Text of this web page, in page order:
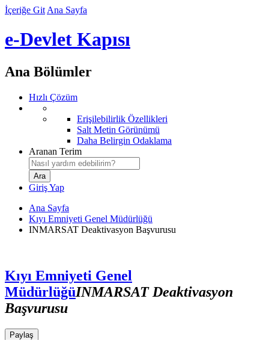
İçeriğe Git Ana Sayfa
e-Devlet Kapısı
Ana Bölümler
Hızlı Çözüm
Erişilebilirlik Özellikleri
Salt Metin Görünümü
Daha Belirgin Odaklama
Aranan Terim
Giriş Yap
Ana Sayfa
Kıyı Emniyeti Genel Müdürlüğü
INMARSAT Deaktivasyon Başvurusu
Kıyı Emniyeti Genel
MüdürlüğüINMARSAT Deaktivasyon
Başvurusu
Paylaş